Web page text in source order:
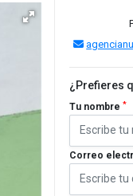
¿Prefieres
Tu nombre *
Correo